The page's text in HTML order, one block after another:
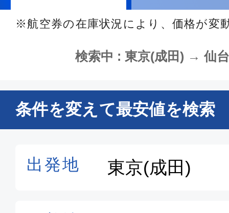
※航空券の在庫状況により、価格が変
検索中 : 東京(成田) → 仙
条件を変えて最安値を検索